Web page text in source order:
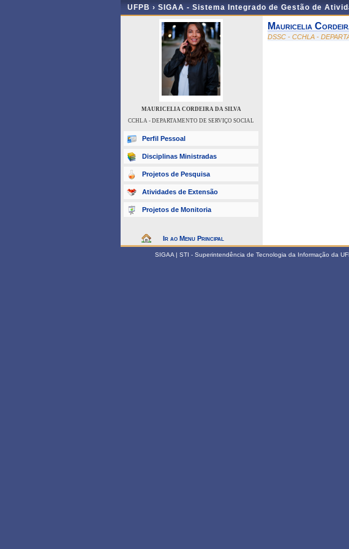
UFPB › SIGAA - Sistema Integrado de Gestão de
MAURICELIA CORDEIRA DA SILVA
CCHLA - DEPARTAMENTO DE SERVIÇO SOCIAL
Perfil Pessoal
Disciplinas Ministradas
Projetos de Pesquisa
Atividades de Extensão
Projetos de Monitoria
Ir ao Menu Principal
Mauricelia
DSSC - CCHLA -
SIGAA | STI - Superintendência de Tecnologia da Informação da